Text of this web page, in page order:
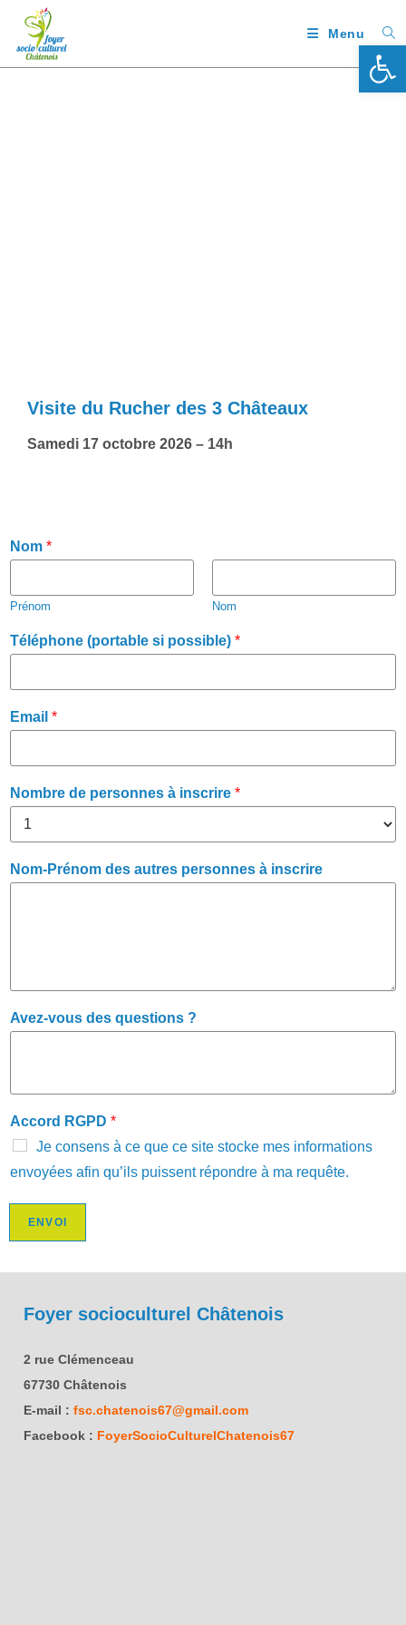
Menu
Visite du Rucher des 3 Châteaux
Samedi 17 octobre 2026 – 14h
Nom *
Prénom Nom
Téléphone (portable si possible) *
Email *
Nombre de personnes à inscrire *
Nom-Prénom des autres personnes à inscrire
Avez-vous des questions ?
Accord RGPD *
Je consens à ce que ce site stocke mes informations
envoyées afin qu’ils puissent répondre à ma requête.
ENVOI
Foyer socioculturel Châtenois
2 rue Clémenceau
67730 Châtenois
E-mail :fsc.chatenois67@gmail.com
Facebook : FoyerSocioCulturelChatenois67